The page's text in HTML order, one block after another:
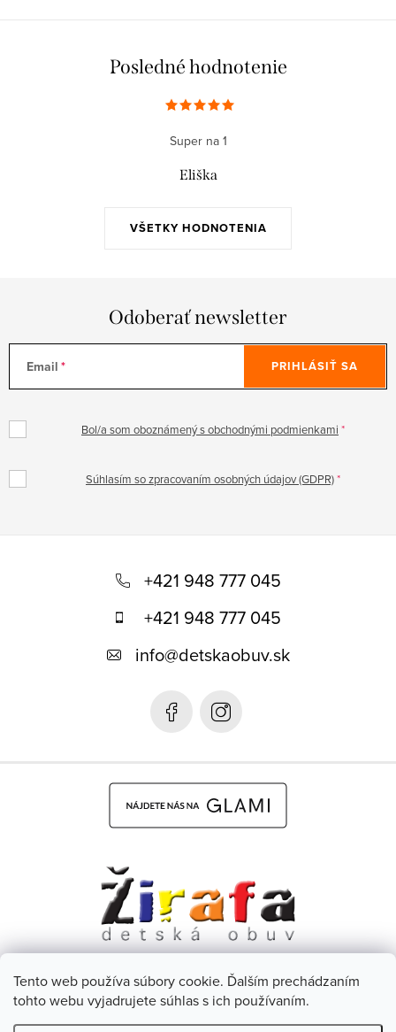
Tento web používa súbory cookie. Ďalším prechádzaním
tohto webu vyjadrujete súhlas s ich používaním.
Posledné hodnotenie
VŠETKY HODNOTENIA
Super na 1
Eliška
Odoberať newsletter
Email
Bol/a som oboznámený s obchodnými podmienkami
Súhlasím so zpracovaním osobných údajov (GDPR)
PRIHLÁSIŤ SA
+421 948 777 045
+421 948 777 045
info@detskaobuv.sk
Dětská obuv Žirafa - CZ Facebook